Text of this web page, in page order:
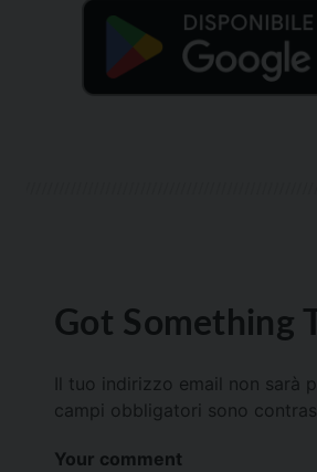
Got Something
Il tuo indirizzo email non sarà
campi obbligatori sono
Your comment